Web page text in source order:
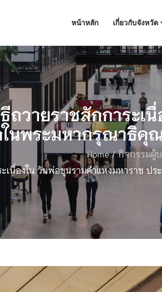
หน้าหลัก เกี่ยวกับจังหวัด
วายราชสักการะเ
นพระมหากรุณาธิคุ
Home/ กิจกรรมผู้
เนื่องใน วันพ่อขุนรามคำแหงมหาราช